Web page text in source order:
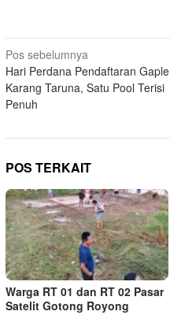
Navigasi
pos
Pos sebelumnya
Hari Perdana Pendaftaran Gaple
Karang Taruna, Satu Pool Terisi
Penuh
POS TERKAIT
Warga RT 01 dan RT 02 Pasar
Satelit Gotong Royong